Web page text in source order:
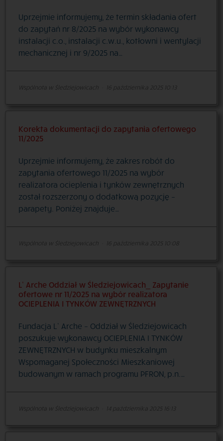
Uprzejmie informujemy, że termin składania ofert
do zapytań nr 8/2025 na wybór wykonawcy
instalacji c.o., instalacji c.w.u., kotłowni i wentylacji
mechanicznej i nr 9/2025 na…
Wspólnota w Śledziejowicach 16 października 2025 10:13
Korekta dokumentacji do zapytania ofertowego
11/2025
Uprzejmie informujemy, że zakres robót do
zapytania ofertowego 11/2025 na wybór
realizatora ocieplenia i tynków zewnętrznych
został rozszerzony o dodatkową pozycję –
parapety. Poniżej znajduje…
Wspólnota w Śledziejowicach 16 października 2025 10:08
L’ Arche Oddział w Śledziejowicach_ Zapytanie
ofertowe nr 11/2025 na wybór realizatora
OCIEPLENIA I TYNKÓW ZEWNĘTRZNYCH
Fundacja L’ Arche – Oddział w Śledziejowicach
poszukuje wykonawcy OCIEPLENIA I TYNKÓW
ZEWNĘTRZNYCH w budynku mieszkalnym
Wspomaganej Społeczności Mieszkaniowej
budowanym w ramach programu PFRON, p.n.…
Wspólnota w Śledziejowicach 14 października 2025 16:13